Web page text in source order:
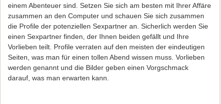
einem Abenteuer sind. Setzen Sie sich am besten mit Ihrer Affäre
zusammen an den Computer und schauen Sie sich zusammen
die Profile der potenziellen Sexpartner an. Sicherlich werden Sie
einen Sexpartner finden, der Ihnen beiden gefällt und Ihre
Vorlieben teilt. Profile verraten auf den meisten der eindeutigen
Seiten, was man für einen tollen Abend wissen muss. Vorlieben
werden genannt und die Bilder geben einen Vorgschmack
darauf, was man erwarten kann.